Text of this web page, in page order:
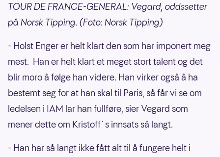
TOUR DE FRANCE-GENERAL: Vegard, oddssetter
på Norsk Tipping. (Foto: Norsk Tipping)
- Holst Enger er helt klart den som har imponert meg
mest. Han er helt klart et meget stort talent og det
blir moro å følge han videre. Han virker også å ha
bestemt seg for at han skal til Paris, så får vi se om
ledelsen i IAM lar han fullføre, sier Vegard som
mener dette om Kristoff`s innsats så langt.
- Han har så langt ikke fått alt til å fungere helt i